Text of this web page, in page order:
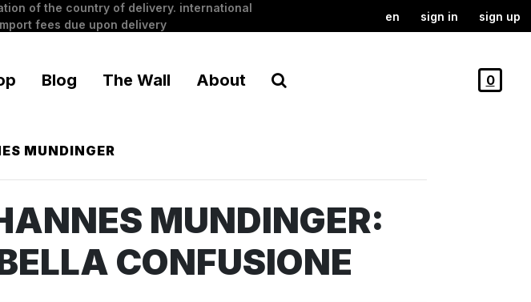
of the country of delivery. international
fees due upon delivery
en sign in sign up
Blog The Wall About 0
MUNDINGER
MUNDINGER:
CONFUSIONE